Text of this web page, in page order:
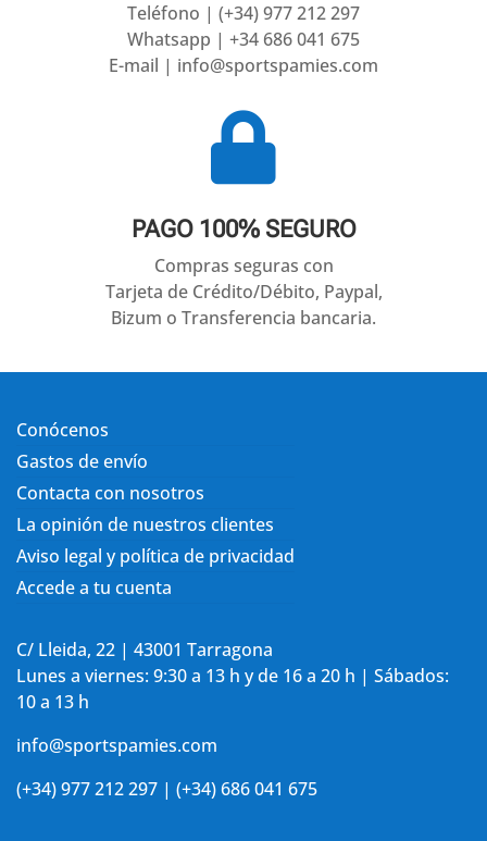
Teléfono | (+34) 977 212 297
Whatsapp | +34 686 041 675
E-mail | info@sportspamies.com

PAGO 100% SEGURO
Compras seguras con
Tarjeta de Crédito/Débito, Paypal,
Bizum o Transferencia bancaria.
Conócenos
Gastos de envío
Contacta con nosotros
La opinión de nuestros clientes
Aviso legal y política de privacidad
Accede a tu cuenta
C/ Lleida, 22 | 43001 Tarragona
Lunes a viernes: 9:30 a 13 h y de 16 a 20 h | Sábados:
10 a 13 h
info@sportspamies.com
(+34) 977 212 297 | (+34) 686 041 675